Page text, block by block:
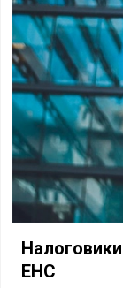
ЕНС